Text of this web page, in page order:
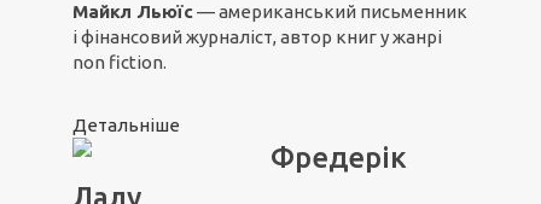
Майкл Льюїс— американський письменник
і фінансовий журналіст, автор книг у жанрі
non fiction.
Детальніше
Фредерік
Лалу